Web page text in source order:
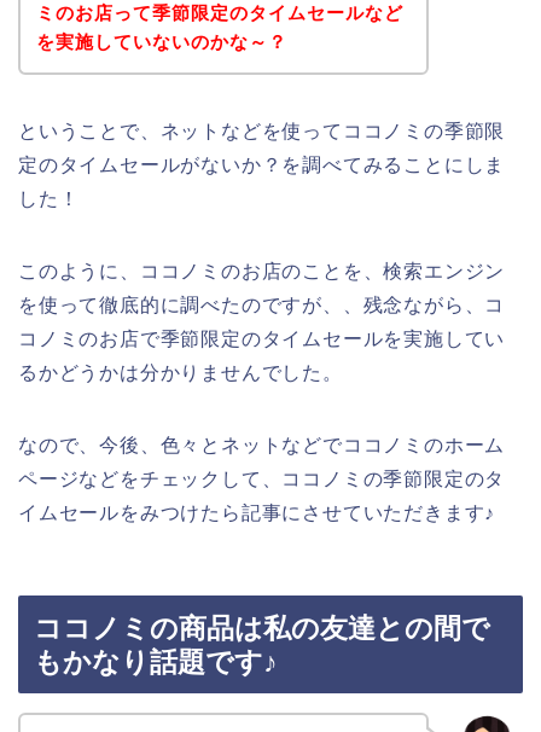
ミのお店って季節限定のタイムセールなど
を実施していないのかな～？
ということで、ネットなどを使ってココノミの季節限
定のタイムセールがないか？を調べてみることにしま
した！
このように、ココノミのお店のことを、検索エンジン
を使って徹底的に調べたのですが、、残念ながら、コ
コノミのお店で季節限定のタイムセールを実施してい
るかどうかは分かりませんでした。
なので、今後、色々とネットなどでココノミのホーム
ページなどをチェックして、ココノミの季節限定のタ
イムセールをみつけたら記事にさせていただきます♪
ココノミの商品は私の友達との間で
もかなり話題です♪